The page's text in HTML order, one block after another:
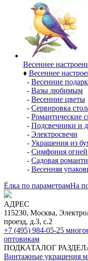
Весеннее
♦ Весеннее
- Весенние
- Вазы любимым
- Весенние цветы
- Сервировка
- Романтические
- Подсвечники и
- Электросвечи
- Украшения из
- Симфония огней
- Садовая
- Весенняя
Ёлка по параметрамНа
АДРЕС
115230, Москва,
проезд, д.3, с.2
+7 (495) 984-05-25
оптовикам
ПОДКАТАЛОГ
Винтажные украшения